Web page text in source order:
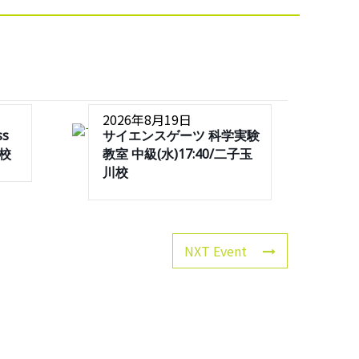
2026年8月19日
サイエンスゲーツ 科学実験
教室 中級(水)17:40/二子玉
川校
NXT Event